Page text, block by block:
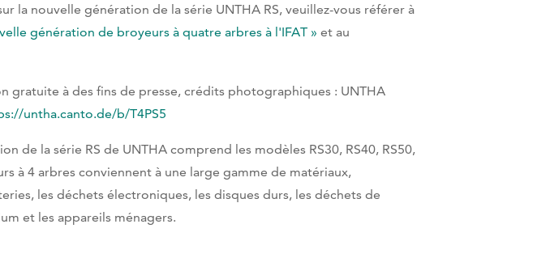
la nouvelle génération de la série UNTHA RS, veuillez-vous référer à
génération de broyeurs à quatre arbres à l'IFAT » et au
gratuite à des fins de presse, crédits photographiques : UNTHA
untha.canto.de/b/T4PS5
de la série RS de UNTHA comprend les modèles RS30, RS40, RS50,
à 4 arbres conviennent à une large gamme de matériaux,
les déchets électroniques, les disques durs, les déchets de
et les appareils ménagers.